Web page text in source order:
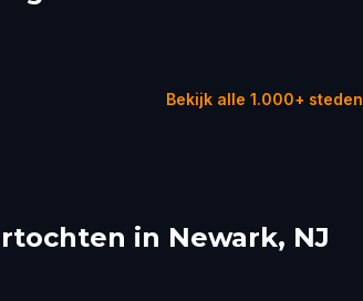
Bekijk alle 1.000+ steden
in Newark, NJ